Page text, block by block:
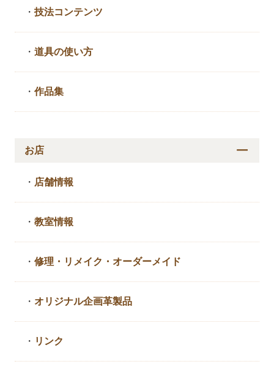
・技法コンテンツ
・道具の使い方
・作品集
お店
・ 店舗情報
・教室情報
・修理・リメイク・ オーダーメイド
・ オリジナル企画革製品
・ リンク